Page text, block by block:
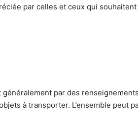
par celles et ceux qui
par des
à transporter. L’ensemble peut